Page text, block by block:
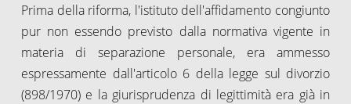
Prima della riforma, l'istituto dell'affidamento congiunto
pur non essendo previsto dalla normativa vigente in
materia di separazione personale, era ammesso
espressamente dall'articolo 6 della legge sul divorzio
(898/1970) e la giurisprudenza di legittimità era già in